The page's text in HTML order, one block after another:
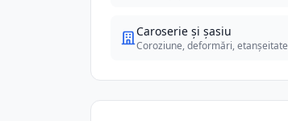
Caroserie și șasiu
Coroziune, deformări, etanșeitate